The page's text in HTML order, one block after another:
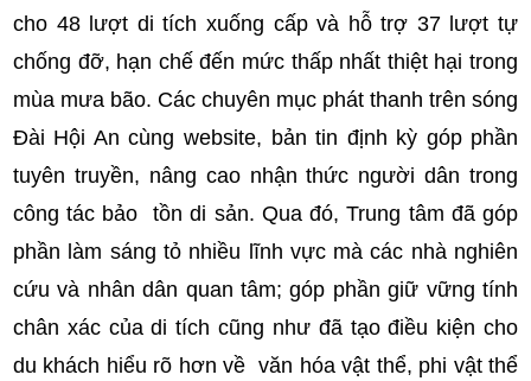
cho 48 lượt di tích xuống cấp và hỗ trợ 37 lượt tự
chống đỡ, hạn chế đến mức thấp nhất thiệt hại trong
mùa mưa bão. Các chuyên mục phát thanh trên sóng
Đài Hội An cùng website, bản tin định kỳ góp phần
tuyên truyền, nâng cao nhận thức người dân trong
công tác bảo tồn di sản. Qua đó, Trung tâm đã góp
phần làm sáng tỏ nhiều lĩnh vực mà các nhà nghiên
cứu và nhân dân quan tâm; góp phần giữ vững tính
chân xác của di tích cũng như đã tạo điều kiện cho
du khách hiểu rõ hơn về văn hóa vật thể, phi vật thể